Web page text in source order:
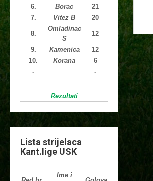
6.
Borac
21
7.
Vitez B 20
8.
Omladinac
S
12
9. Kamenica
12
10.
Korana
6
-
-
Rezultati
Lista strijelaca
Kant.lige USK
Ime i